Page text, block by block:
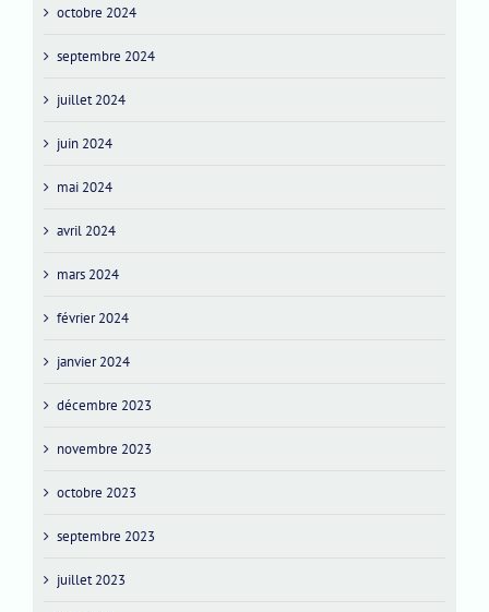
octobre 2024
septembre 2024
juillet 2024
juin 2024
mai 2024
avril 2024
mars 2024
février 2024
janvier 2024
décembre 2023
novembre 2023
octobre 2023
septembre 2023
juillet 2023